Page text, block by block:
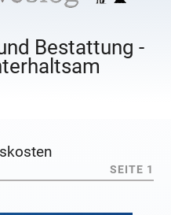
Bestattung -
SEITE 1